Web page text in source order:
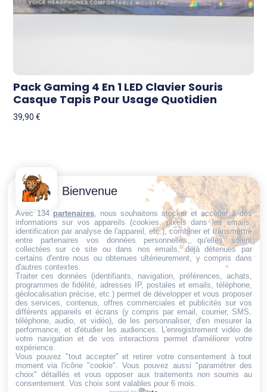
Pack Gaming 4 En 1 LED Clavier Souris
Casque Tapis Pour Usage Quotidien
39,90€
Trouvez ce qu'il vous faut,
au bon endroit
Conditions
générales
de vente
Politique de
cookies
Politique de
confidentialité
Mentions
légales
Conditions de
retour et de
remboursement
Droit de
rétractation
Contactez-
Nous
Email:
dt@sasbms.fr
Bienvenue
Avec 134 partenaires, nous souhaitons stocker et accéder à des
informations sur vos appareils (cookies, pixels dans les emails,
identification par analyse de l'appareil, etc.), combiner et transmettre
entre partenaires vos données personnelles, qu'elles soient
collectées sur ce site ou dans nos emails, déjà détenues par
certains d'entre nous ou obtenues ultérieurement, y compris dans
d'autres contextes.
Traiter ces données (identifiants, navigation, préférences, achats,
programmes de fidélité, adresses IP, postales et emails, téléphone,
géolocalisation précise, etc.) permet de développer et vous proposer
des services, contenus, offres commerciales et publicités sur vos
différents appareils et écrans (y compris par email, courrier, SMS,
téléphone, audio, et vidéo), de les personnaliser, d'en mesurer la
performance, et d'étudier les audiences. L'enregistrement vidéo de
votre navigation et de vos interactions permet d'améliorer votre
expérience.
Vous pouvez "tout accepter" et retirer votre consentement à tout
moment via l'icône "cookie" . Vous pouvez aussi "paramétrer des
choix" détaillés et vous opposer aux traitements non soumis au
consentement. Vos choix sont valables pour 6 mois.